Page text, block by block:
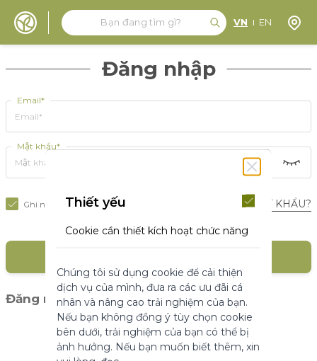
Tìm kiếm
Tìm kiếm
VN EN Định
Đăng nhập
Email*
Mật khẩu*
BẠN QUÊN MẬT KHẨU?
Ghi nhớ tôi
Đăng nhập với mạng xã hội(1)
Thiết yếu
Cookie cần thiết kích hoạt chức năng
thể hoạt động bình thường. Chúng
giúp làm cho một trang web có thể sử
dụng được bằng cách kích hoạt chức
năng cơ bản.
Thông số sản phẩm
Chúng tôi sử dụng cookie để cải thiện
dịch vụ của mình, đưa ra các ưu đãi cá
nhân và nâng cao trải nghiệm của bạn.
Nếu bạn không đồng ý tùy chọn cookie
bên dưới, trải nghiệm của bạn có thể bị
ảnh hưởng. Nếu bạn muốn biết thêm, xin